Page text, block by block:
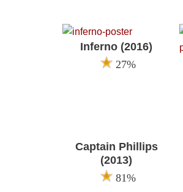
Inferno (2016)
27%
Captain Phillips
(2013)
81%